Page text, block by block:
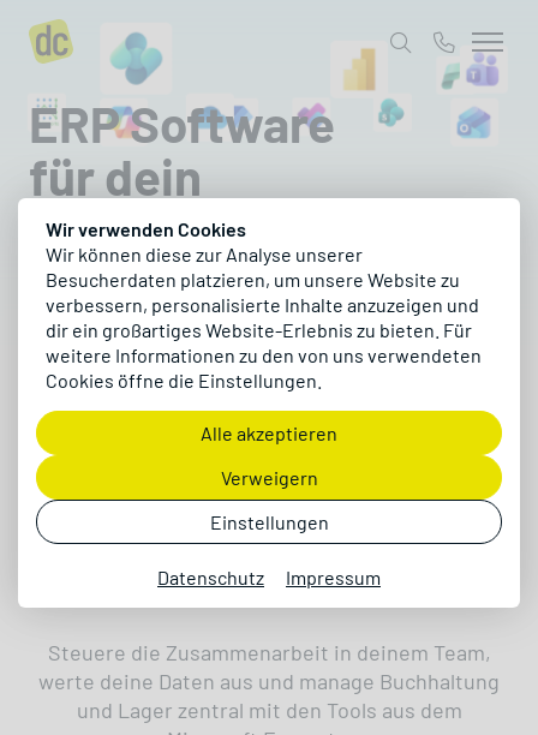
Wir verwenden Cookies
Wir können diese zur Analyse unserer
Besucherdaten platzieren, um unsere Website zu
verbessern, personalisierte Inhalte anzuzeigen und
dir ein großartiges Website-Erlebnis zu bieten. Für
weitere Informationen zu den von uns verwendeten
Cookies öffne die Einstellungen.
Alle akzeptieren
Verweigern
Einstellungen
Datenschutz Impressum
ERP Software
für dein
Unternehmen
Organisiere und automatisiere deine Business-
Prozesse mit unseren ERP-Tools.
Softwarelösungen entdecken
Alle Unternehmens­
prozesse und
Kennzahlen im Griff
Steuere die Zusammenarbeit in deinem Team,
werte deine Daten aus und manage Buchhaltung
und Lager zentral mit den Tools aus dem